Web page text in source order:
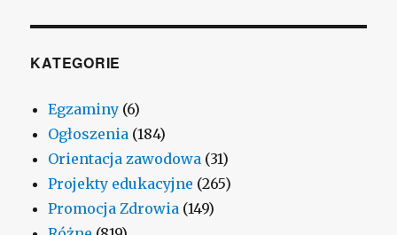
KATEGORIE
Egzaminy (6)
Ogłoszenia (184)
Orientacja zawodowa (31)
Projekty edukacyjne (265)
Promocja Zdrowia (149)